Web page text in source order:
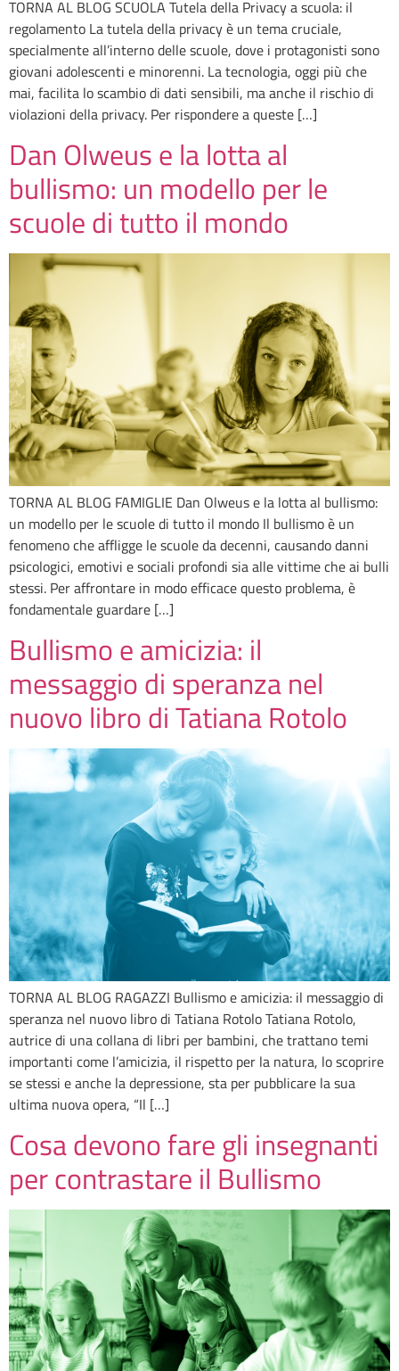
TORNA AL BLOG SCUOLA Tutela della Privacy a scuola: il
regolamento La tutela della privacy è un tema cruciale,
specialmente all’interno delle scuole, dove i protagonisti sono
giovani adolescenti e minorenni. La tecnologia, oggi più che
mai, facilita lo scambio di dati sensibili, ma anche il rischio di
violazioni della privacy. Per rispondere a queste […]
Dan Olweus e la lotta al
bullismo: un modello per le
scuole di tutto il mondo
TORNA AL BLOG FAMIGLIE Dan Olweus e la lotta al bullismo:
un modello per le scuole di tutto il mondo Il bullismo è un
fenomeno che affligge le scuole da decenni, causando danni
psicologici, emotivi e sociali profondi sia alle vittime che ai bulli
stessi. Per affrontare in modo efficace questo problema, è
fondamentale guardare […]
Bullismo e amicizia: il
messaggio di speranza nel
nuovo libro di Tatiana Rotolo
TORNA AL BLOG RAGAZZI Bullismo e amicizia: il messaggio di
speranza nel nuovo libro di Tatiana Rotolo Tatiana Rotolo,
autrice di una collana di libri per bambini, che trattano temi
importanti come l’amicizia, il rispetto per la natura, lo scoprire
se stessi e anche la depressione, sta per pubblicare la sua
ultima nuova opera, “Il […]
Cosa devono fare gli insegnanti
per contrastare il Bullismo